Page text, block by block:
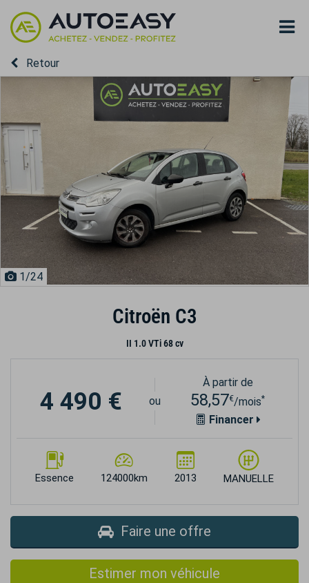
Retour
1/24
Citroën C3
II 1.0 VTi 68 cv
Essence 124000km 2013 MANUELLE
4 490 € ou
À partir de
58,57€/mois*
Financer
Faire une offre
Estimer mon véhicule